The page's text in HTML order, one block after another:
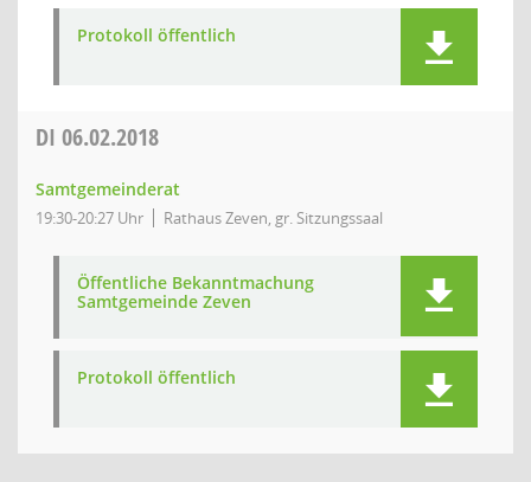
Protokoll öffentlich
DI 06.02.2018
Samtgemeinderat
19:30-20:27 Uhr Rathaus Zeven, gr. Sitzungssaal
Öffentliche Bekanntmachung
Samtgemeinde Zeven
Protokoll öffentlich